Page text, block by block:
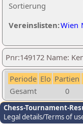
Sortierung
Vereinslisten:Wien
Pnr:149172 Name:
Periode Elo Partien
Gesamt
0
Chess-Tournament-
Legal details/Terms of